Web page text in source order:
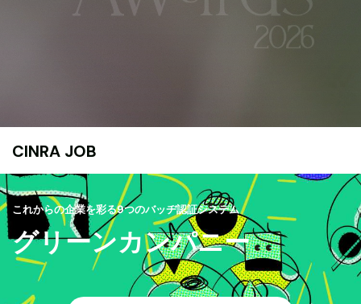
CINRA JOB
これからの企業を彩る9つのバッヂ認証システム
グリーンカンパニー